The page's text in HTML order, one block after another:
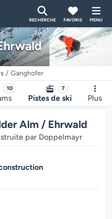
RECHERCHE FAVORIS MENU
Ganghofer
10 7
Pistes de ski Plus
Alm / Ehrwald
par Doppelmayr